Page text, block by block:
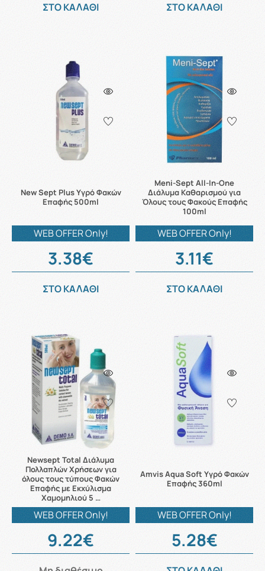
ΣΤΟ ΚΑΛΑΘΙ ΣΤΟ ΚΑΛΑΘΙ
New Sept Plus Υγρό Φακών
Επαφής 500ml
WEB OFFER Only!
3.38€
ΣΤΟ ΚΑΛΑΘΙ
Meni-Sept All-In-One
Διάλυμα Kαθαρισμού για
Όλους τους Φακούς Επαφής
100ml
WEB OFFER Only!
3.11€
ΣΤΟ ΚΑΛΑΘΙ
Newsept Total Διάλυμα
Πολλαπλών Χρήσεων για
όλους τους τύπους Φακών
Επαφής με Εκχύλισμα
Χαμομηλιού 5 …
WEB OFFER Only!
9.22€
Amvis Aqua Soft Υγρό Φακών
Επαφής 360ml
WEB OFFER Only!
5.28€